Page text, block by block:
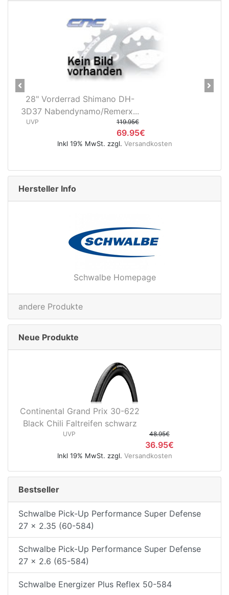
Shimano DH-
Remerx...
Inkl 19% MwSt. zzgl.Versandkosten
Previous Next
Hersteller Info
Schwalbe Homepage
andere Produkte
Neue Produkte
Continental Grand Prix 30-622
Black Chili Faltreifen schwarz
UVP 48.95€
36.95€
Inkl 19% MwSt. zzgl. Versandkosten
Bestseller
Schwalbe Pick-Up Performance Super Defense
27 x 2.35 (60-584)
Schwalbe Pick-Up Performance Super Defense
27 x 2.6 (65-584)
Schwalbe Energizer Plus Reflex 50-584